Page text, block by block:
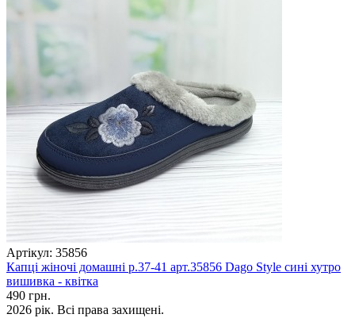
Артікул: 35856
Капці жіночі домашні р.37-41 арт.35856 Dago Style сині хутро
вишивка - квітка
490 грн.
2026 рік. Всі права захищені.